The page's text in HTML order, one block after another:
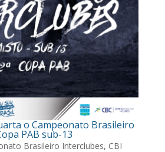
o Campeonato Brasileiro
PAB sub-13
Brasileiro Interclubes, CBI